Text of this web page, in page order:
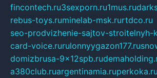
fincontech.ru3sexporn.ru1mus.ru
rebus-toys.ruminelab-msk.rurtdco.ru
seo-prodvizhenie-sajtov-stroitelnyh-
card-voice.rurulonnyygazon177.ru
domizbrusa-9x12spb.ru
a380club.ruargentinamia.ruperkoka.ru